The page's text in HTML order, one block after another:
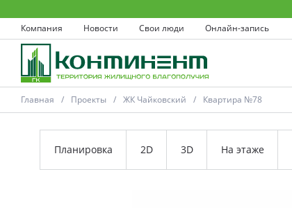
Компания Новости Свои люди Онлайн-запись
Ковров
Главная Проекты ЖК Чайковский Квартира №78
Планировка 2D 3D На этаже